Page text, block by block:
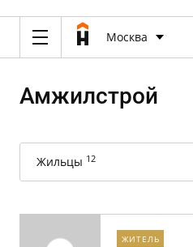
Москва
Амжилстрой
Жильцы 12
ЖИТЕЛЬ